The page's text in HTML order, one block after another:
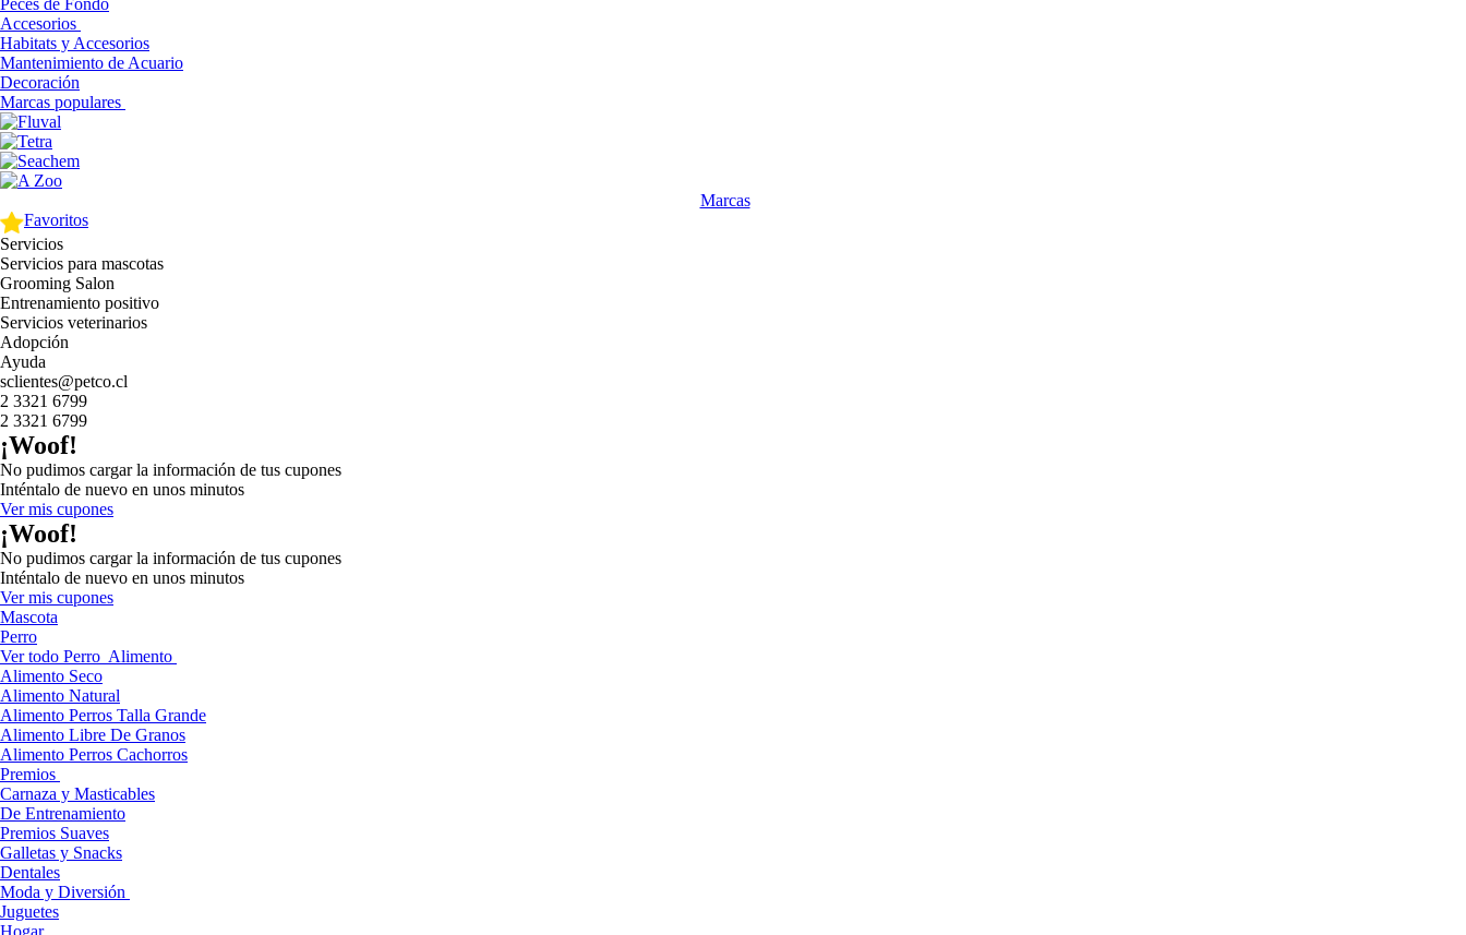
Peces de Fondo
Accesorios
Habitats y Accesorios
Mantenimiento de Acuario
Decoración
Marcas populares
Marcas
Favoritos
Servicios
Servicios para mascotas
Grooming Salon
Entrenamiento positivo
Servicios veterinarios
Adopción
Ayuda
sclientes@petco.cl
2 3321 6799
2 3321 6799
¡Woof!
No pudimos cargar la información de tus cupones
Inténtalo de nuevo en unos minutos
Ver mis cupones
¡Woof!
No pudimos cargar la información de tus cupones
Inténtalo de nuevo en unos minutos
Ver mis cupones
Mascota
Perro
Ver todo Perro Alimento
Alimento Seco
Alimento Natural
Alimento Perros Talla Grande
Alimento Libre De Granos
Alimento Perros Cachorros
Premios
Carnaza y Masticables
De Entrenamiento
Premios Suaves
Galletas y Snacks
Dentales
Moda y Diversión
Juguetes
Hogar